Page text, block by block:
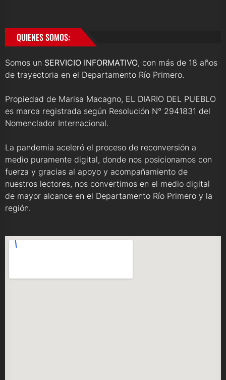
QUIENES SOMOS:
Somos un SERVICIO INFORMATIVO, con más de 18 años
de trayectoria en el Departamento Río Primero.
Propiedad de Marisa Macagno, EL DIARIO DEL PUEBLO
es marca registrada según Resolución N° 2941831 del
Nomenclador Internacional.
La pandemia aceleró el proceso de reconversión a
medio puramente digital, donde nos posicionamos con
fuerza y gracias al apoyo y acompañamiento de
nuestros lectores, nos convertimos en el medio digital
de mayor alcance en el Departamento Río Primero y la
región.